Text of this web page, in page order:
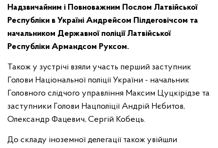
Надзвичайним і Повноважним Послом Латвійської
Республіки в Україні Андрейсом Пілдеговічсом та
начальником Державної поліції Латвійської
Республіки Армандсом Руксом.
Також у зустрічі взяли участь перший заступник
Голови Національної поліції України - начальник
Головного слідчого управління Максим Цуцкірідзе та
заступники Голови Нацполіції Андрій Нєбитов,
Олександр Фацевич, Сергій Кобець.
До складу іноземної делегації також увійшли